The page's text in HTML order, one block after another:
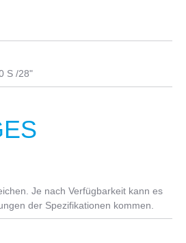
S /28"
Je nach Verfügbarkeit kann es
der Spezifikationen kommen.